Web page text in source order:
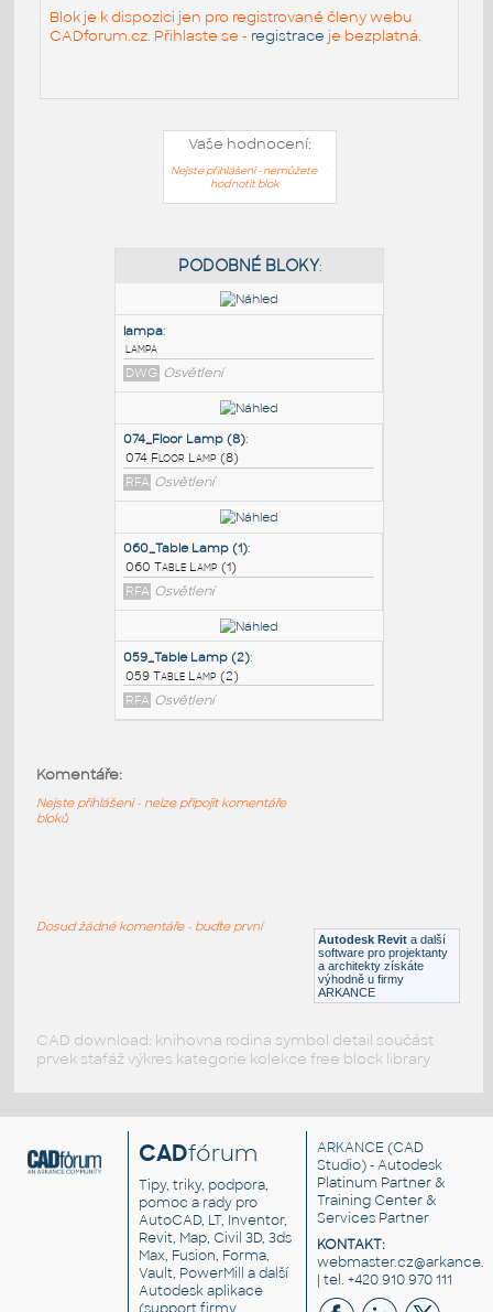
Blok je k dispozici jen pro registrované členy webu
CADforum.cz. Přihlaste se - registrace je bezplatná.
Vaše hodnocení:
Nejste přihlášeni - nemůžete
hodnotit blok
PODOBNÉ BLOKY
lampa:
DWG Osvětlení
074_Floor Lamp (8)
074 Floor Lamp (8)
RFA Osvětlení
RFA Osvětlení
Autodesk Revit a další
software pro projektanty
a architekty získáte
výhodně u firmy
ARKANCE
Komentáře:
Nejste přihlášeni - nelze připojit komentáře
bloků
Dosud žádné komentáře - buďte první
CAD download: knihovna rodina symbol detail součást
prvek stafáž výkres kategorie kolekce free block library
CADfórum
Tipy, triky, podpora,
pomoc a rady pro
AutoCAD, LT, Inventor,
Revit, Map, Civil 3D, 3ds
Max, Fusion, Forma,
Vault, PowerMill a další
Autodesk aplikace
ARKANCE (CAD
Studio) - Autodesk
Platinum Partner &
Training Center &
Services Partner
KONTAKT:
| tel. +420 910 970 111